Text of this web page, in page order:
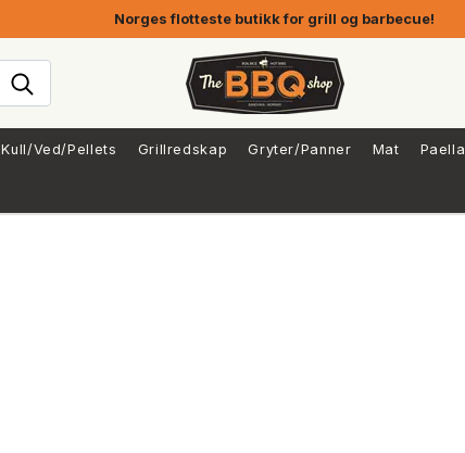
Norges flotteste butikk for grill og barbecue!
Kull/Ved/Pellets Grillredskap Gryter/Panner Mat Paella